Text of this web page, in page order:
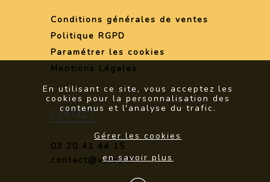
Conditions générales de ventes
Politique RGPD
Paramétrer les cookies
Mentions Légales
CONTACT
03 20 41 44 15
contact@vaica.fr
En utilisant ce site, vous acceptez les
cookies pour la personnalisation des
contenus et l'analyse du trafic.
Gérer les cookies
en savoir plus